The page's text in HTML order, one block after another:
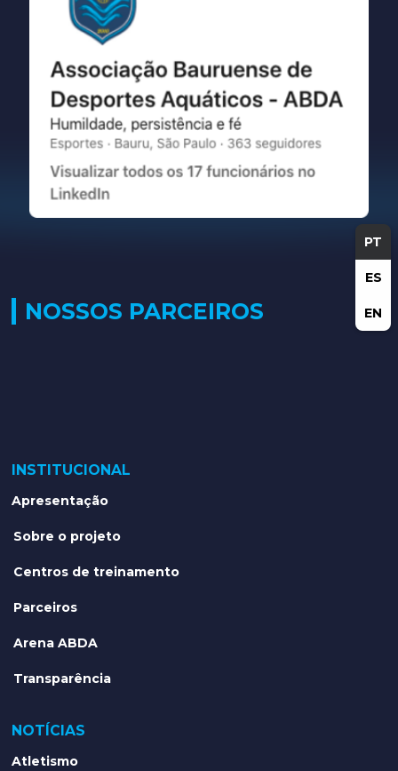
PT
ES
EN
NOSSOS PARCEIROS
INSTITUCIONAL
Apresentação
Sobre o projeto
Centros de treinamento
Parceiros
Arena ABDA
Transparência
NOTÍCIAS
Atletismo